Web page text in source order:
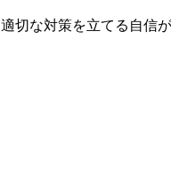
切な対策を立てる自信